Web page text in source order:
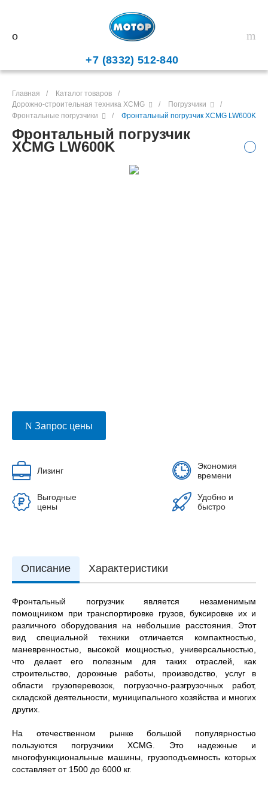
+7 (8332) 512-840
Главная / Каталог товаров
/
Дорожно-строительная техника XCMG
/ Погрузчики
/
Фронтальные погрузчики
/ Фронтальный погрузчик XCMG LW600K
Фронтальный погрузчик
XCMG LW600K
Запрос цены
Лизинг
Экономия
времени
Выгодные
цены
Удобно и
быстро
Описание Характеристики
Фронтальный погрузчик является незаменимым
помощником при транспортировке грузов, буксировке их и
различного оборудования на небольшие расстояния. Этот
вид специальной техники отличается компактностью,
маневренностью, высокой мощностью, универсальностью,
что делает его полезным для таких отраслей, как
строительство, дорожные работы, производство, услуг в
области грузоперевозок, погрузочно-разгрузочных работ,
складской деятельности, муниципального хозяйства и многих
других.
На отечественном рынке большой популярностью
пользуются погрузчики XCMG. Это надежные и
многофункциональные машины, грузоподъемность которых
составляет от 1500 до 6000 кг.